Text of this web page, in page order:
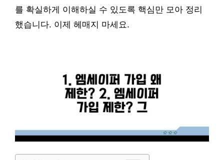
를 확실하게 이해하실 수 있도록 핵심만 모아 정리
했습니다. 이제 헤매지 마세요.